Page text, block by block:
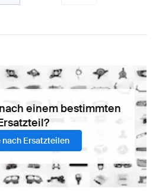
einem bestimmten
nach Ersatzteilen